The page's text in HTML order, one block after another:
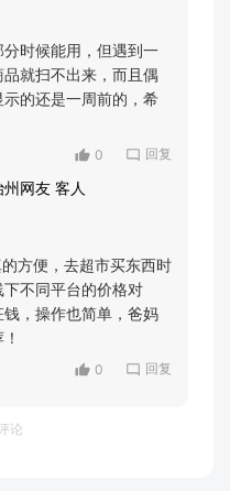
时候能用，但遇到一
就扫不出来，而且偶
的还是一周前的，希
0 回复
网友 客人
方便，去超市买东西时
不同平台的价格对
，操作也简单，爸妈
0 回复
论